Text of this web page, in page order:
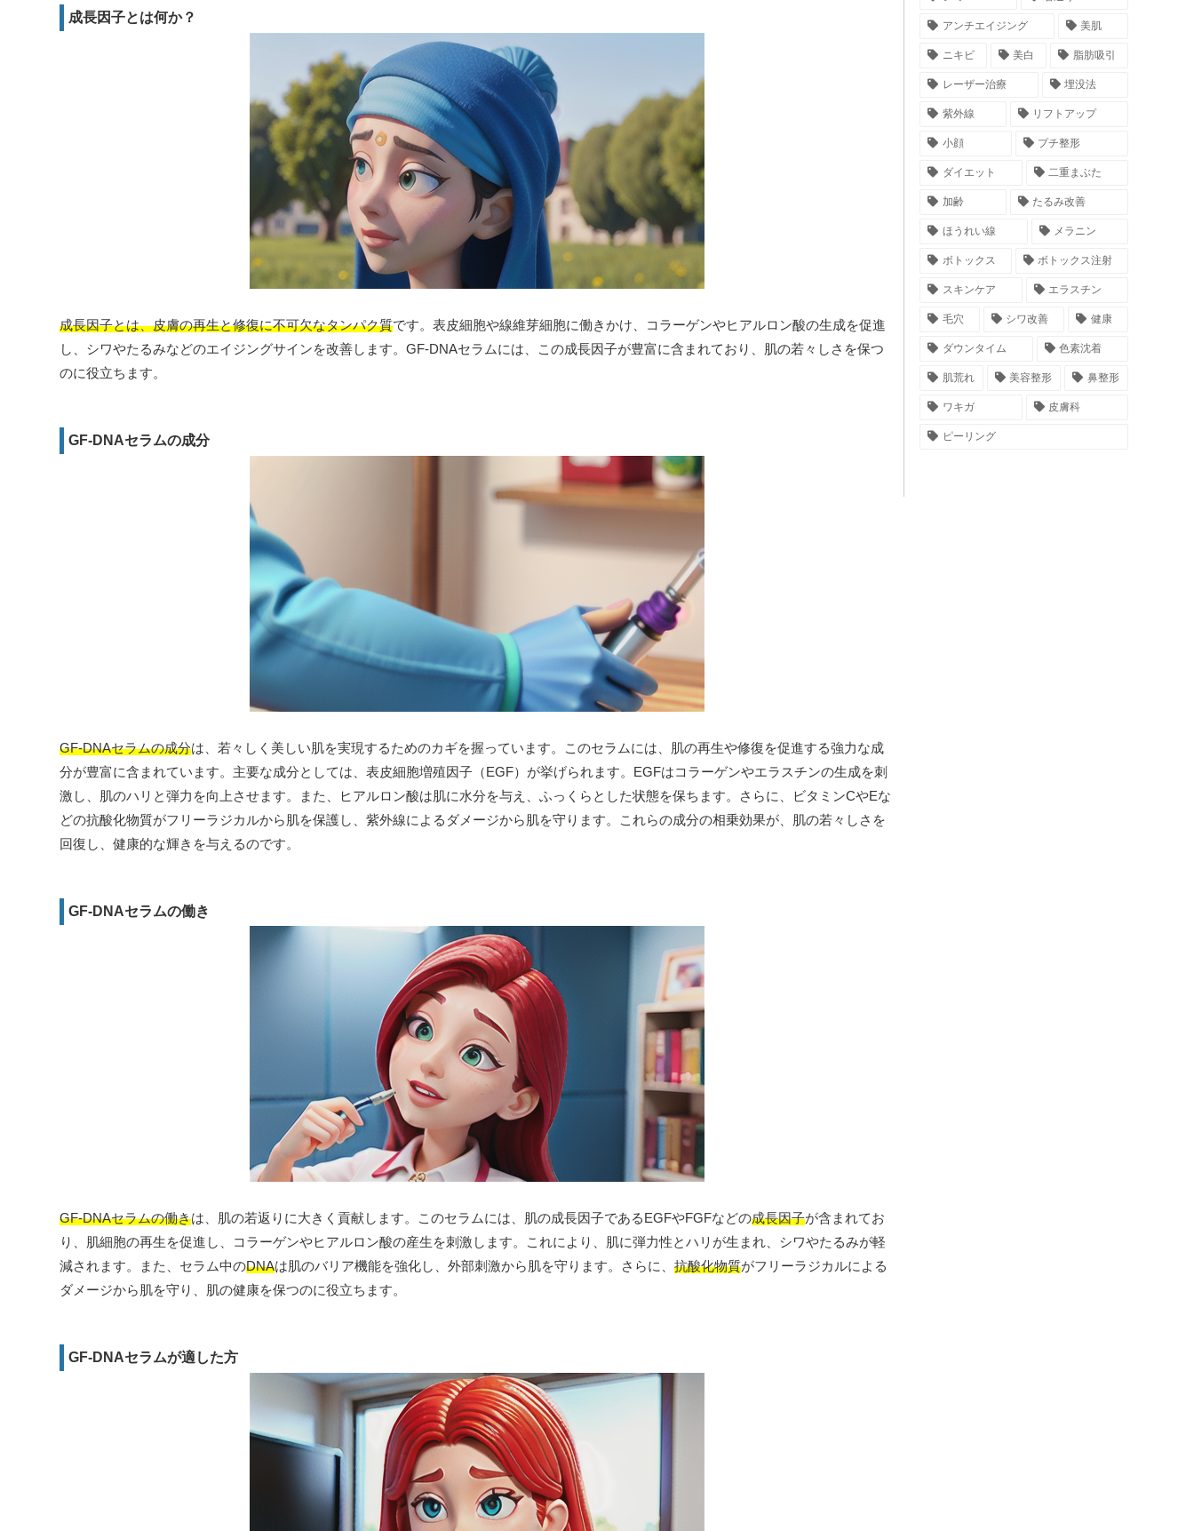
成長因子とは何か？
成長因子とは、皮膚の再生と修復に不可欠なタンパク質です。表皮細胞や線維芽細胞に働きかけ、コラーゲンやヒアルロン酸の生成を促進
し、シワやたるみなどのエイジングサインを改善します。GF-DNAセラムには、この成長因子が豊富に含まれており、肌の若々しさを保つ
のに役立ちます。
GF-DNAセラムの成分
GF-DNAセラムの成分は、若々しく美しい肌を実現するためのカギを握っています。このセラムには、肌の再生や修復を促進する強力な成
分が豊富に含まれています。主要な成分としては、表皮細胞増殖因子（EGF）が挙げられます。EGFはコラーゲンやエラスチンの生成を刺
激し、肌のハリと弾力を向上させます。また、ヒアルロン酸は肌に水分を与え、ふっくらとした状態を保ちます。さらに、ビタミンCやEな
どの抗酸化物質がフリーラジカルから肌を保護し、紫外線によるダメージから肌を守ります。これらの成分の相乗効果が、肌の若々しさを
回復し、健康的な輝きを与えるのです。
GF-DNAセラムの働き
GF-DNAセラムの働きは、肌の若返りに大きく貢献します。このセラムには、肌の成長因子であるEGFやFGFなどの成長因子が含まれてお
り、肌細胞の再生を促進し、コラーゲンやヒアルロン酸の産生を刺激します。これにより、肌に弾力性とハリが生まれ、シワやたるみが軽
減されます。また、セラム中のDNAは肌のバリア機能を強化し、外部刺激から肌を守ります。さらに、 抗酸化物質がフリーラジカルによる
ダメージから肌を守り、肌の健康を保つのに役立ちます。
GF-DNAセラムが適した方
アンチエイジング 美肌
ニキビ 美白 脂肪吸引
レーザー治療 埋没法
紫外線 リフトアップ
小顔 プチ整形
ダイエット 二重まぶた
加齢 たるみ改善
ほうれい線 メラニン
ボトックス ボトックス注射
スキンケア エラスチン
毛穴 シワ改善 健康
ダウンタイム 色素沈着
肌荒れ 美容整形 鼻整形
ワキガ 皮膚科
ピーリング